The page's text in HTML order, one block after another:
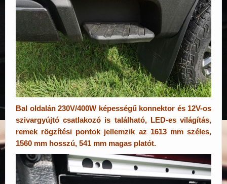
Bal oldalán 230V/400W képességű konnektor és 12V-os
szivargyújtó csatlakozó is található, LED-es világítás,
remek rögzítési pontok jellemzik az 1613 mm széles,
1560 mm hosszú, 541 mm magas platót.